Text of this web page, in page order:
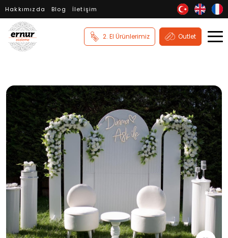
Hakkımızda Blog İletişim
2. El Ürünlerimiz Outlet